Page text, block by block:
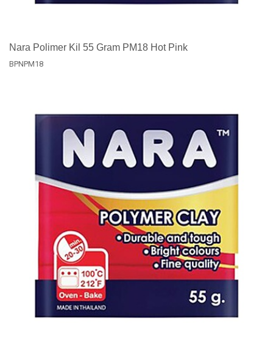
Nara Polimer Kil 55 Gram PM18 Hot Pink
BPNPM18